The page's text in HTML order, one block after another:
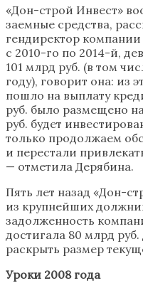
«Дон-строй Инвест»
заемные средства,
гендиректор компании
с 2010-го по 2014-й,
101 млрд руб. (в том
году), говорит она: из
пошло на выплату
руб. было размещено
руб. будет
только продолжаем
и перестали
— отметила Дерябина.
Пять лет назад «Дон-
из крупнейших
задолженность
достигала 80 млрд
раскрыть размер
Уроки 2008 года